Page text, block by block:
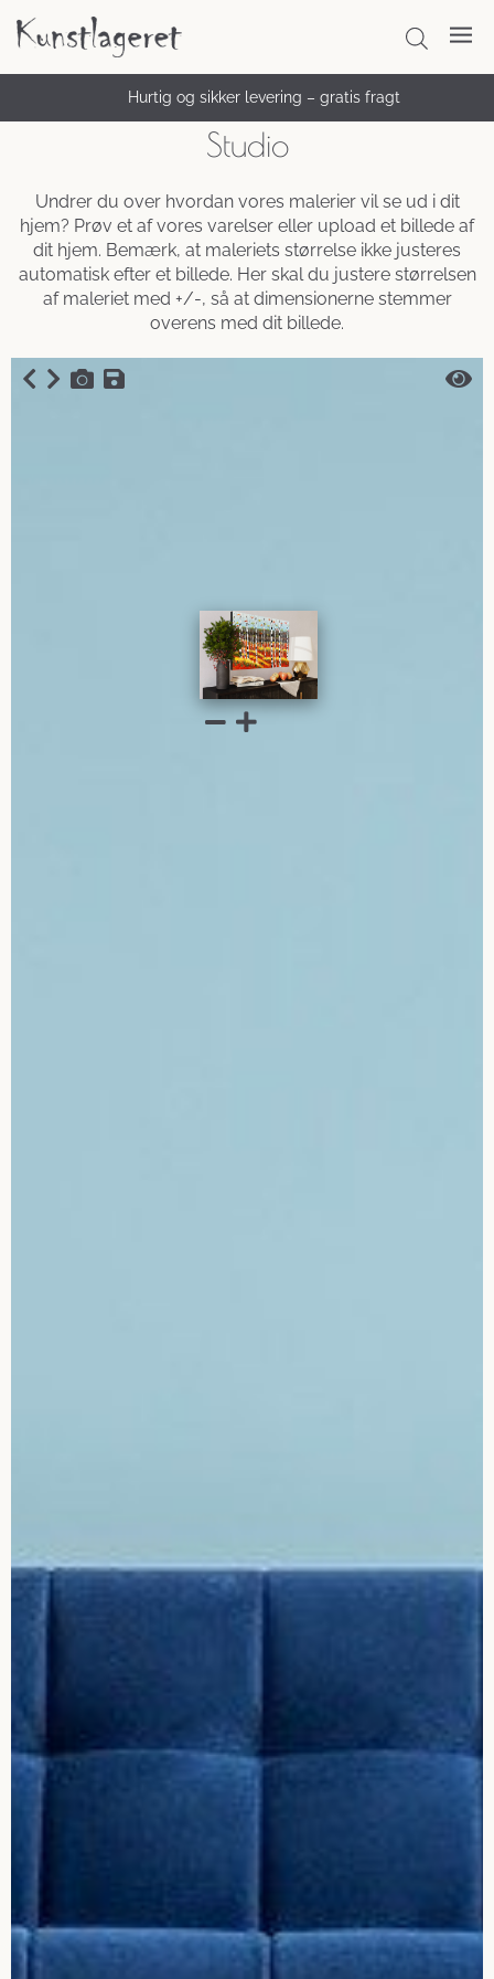
Hurtig og sikker levering – gratis fragt
Studio
Undrer du over hvordan vores malerier vil se ud i dit
hjem? Prøv et af vores varelser eller upload et billede af
dit hjem. Bemærk, at maleriets størrelse ikke justeres
automatisk efter et billede. Her skal du justere størrelsen
af maleriet med +/-, så at dimensionerne stemmer
overens med dit billede.